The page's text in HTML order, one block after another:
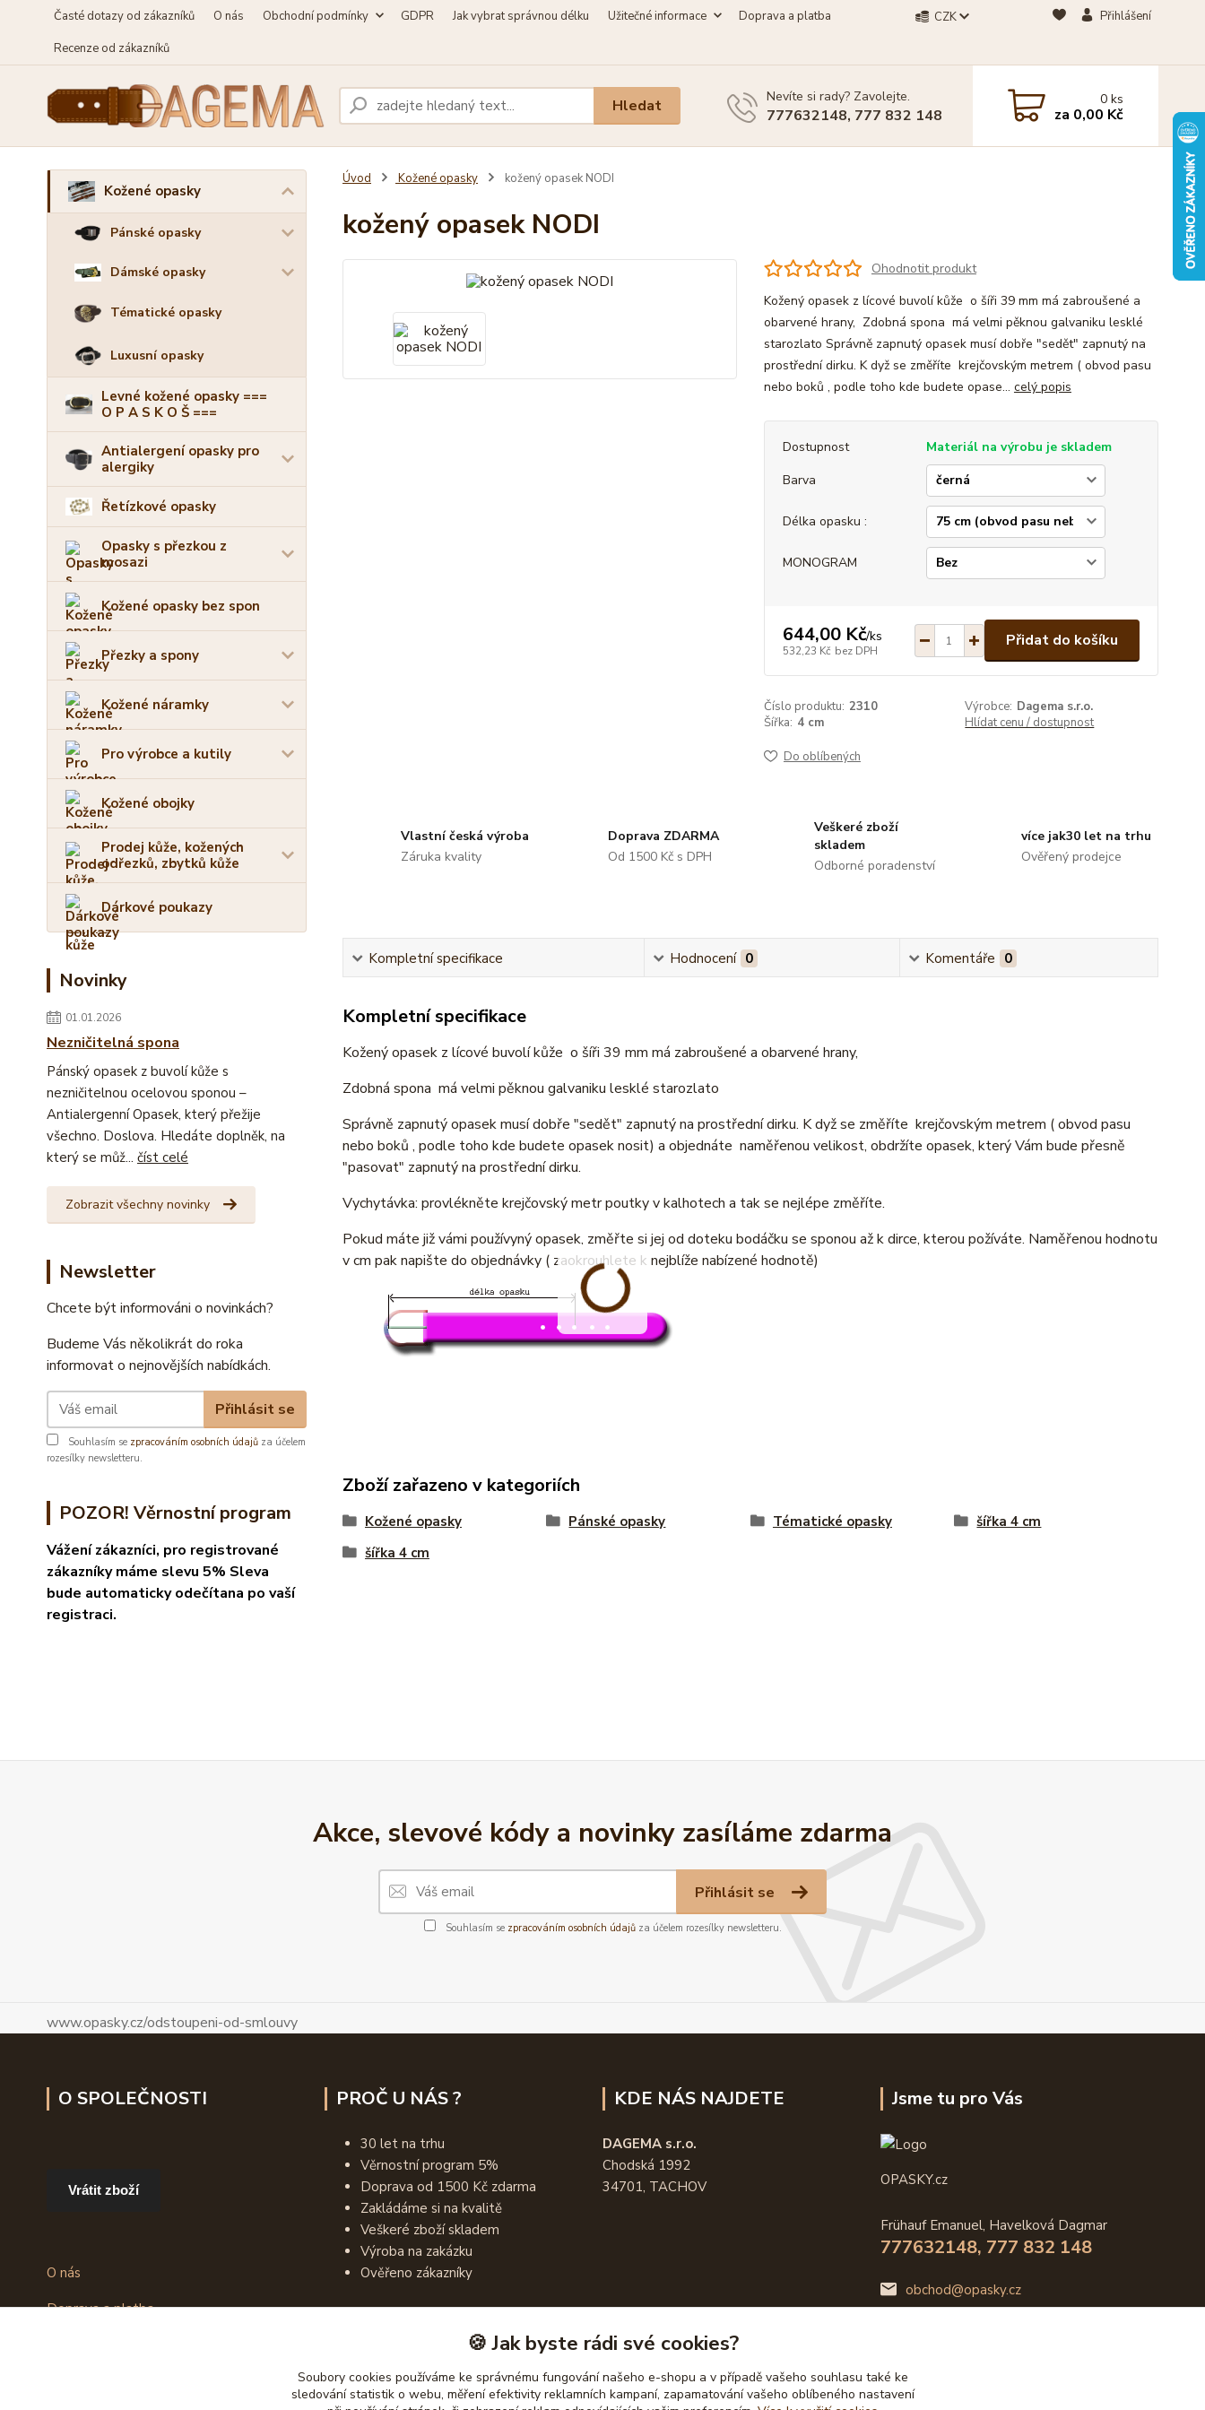
Časté dotazy od zákazníků O nás Obchodní podmínky GDPR Jak vybrat správnou délku Užitečné informace
Doprava a platba
Recenze od zákazníků
CZK Přihlášení
Hledat Nevíte si rady? Zavolejte.
777632148, 777 832 148
0ks
za 0,00 Kč
Kožené opasky
Pánské opasky
Dámské opasky
Tématické opasky
Luxusní opasky
Levné kožené opasky ===
O P A S K O Š ===
Antialergení opasky pro
alergiky
Řetízkové opasky
Opasky s přezkou z
mosazi
Kožené opasky bez spon
Přezky a spony
Kožené náramky
Pro výrobce a kutily
Kožené obojky
Prodej kůže, kožených
odřezků, zbytků kůže
Dárkové poukazy
Novinky
01.01.2026
Nezničitelná spona
Pánský opasek z buvolí kůže s
nezničitelnou ocelovou sponou –
Antialergenní Opasek, který přežije
všechno. Doslova. Hledáte doplněk, na
který se můž... číst celé
Zobrazit všechny novinky
Newsletter
Chcete být informováni o novinkách?
Budeme Vás několikrát do roka
informovat o nejnovějších nabídkách.
Přihlásit se
Souhlasím se zpracováním osobních údajů za účelem
rozesílky newsletteru.
POZOR! Věrnostní program
Vážení zákazníci, pro registrované
zákazníky máme slevu 5% Sleva
bude automaticky odečítana po vaší
registraci.
Úvod Kožené opasky kožený opasek NODI
kožený opasek NODI
Ohodnotit produkt
Kožený opasek z lícové buvolí kůže o šíři 39 mm má zabroušené a
obarvené hrany, Zdobná spona má velmi pěknou galvaniku lesklé
starozlato Správně zapnutý opasek musí dobře "sedět" zapnutý na
prostřední dirku. K dyž se změříte krejčovským metrem ( obvod pasu
nebo boků , podle toho kde budete opase... celý popis
Dostupnost
Materiál na výrobu je skladem
Barva
Délka opasku :
MONOGRAM
644,00 Kč/ks
532,23 Kč bez DPH
Přidat do košíku
Číslo produktu: 2310 Výrobce: Dagema s.r.o.
Šířka: 4 cm Hlídat cenu / dostupnost
Do oblíbených
Vlastní česká výroba
Záruka kvality
Doprava ZDARMA
Od 1500 Kč s DPH
Veškeré zboží
skladem
Odborné poradenství
více jak30 let na trhu
Ověřený prodejce
Kompletní specifikace Hodnocení 0 Komentáře 0
Kompletní specifikace
Kožený opasek z lícové buvolí kůže o šíři 39 mm má zabroušené a obarvené hrany,
Zdobná spona má velmi pěknou galvaniku lesklé starozlato
Správně zapnutý opasek musí dobře "sedět" zapnutý na prostřední dirku. K dyž se změříte krejčovským metrem ( obvod pasu
nebo boků , podle toho kde budete opasek nosit) a objednáte naměřenou velikost, obdržíte opasek, který Vám bude přesně
"pasovat" zapnutý na prostřední dirku.
Vychytávka: provlékněte krejčovský metr poutky v kalhotech a tak se nejlépe změříte.
Pokud máte již vámi používyný opasek, změřte si jej od doteku bodáčku se sponou až k dirce, kterou požíváte. Naměřenou hodnotu
v cm pak napište do objednávky ( zaokrouhlete k nejblíže nabízené hodnotě)
Zboží zařazeno v kategoriích
Kožené opasky Pánské opasky Tématické opasky
šířka 4 cm
šířka 4 cm
Akce, slevové kódy a novinky zasíláme zdarma
Přihlásit se
Souhlasím se zpracováním osobních údajůza účelem rozesílky newsletteru.
www.opasky.cz/odstoupeni-od-smlouvy
O SPOLEČNOSTI
Vrátit zboží
O nás
Doprava a platba
PROČ U NÁS ?
30 let na trhu
Věrnostní program 5%
Doprava od 1500 Kč zdarma
Zakládáme si na kvalitě
Veškeré zboží skladem
Výroba na zakázku
Ověřeno zákazníky
KDE NÁS NAJDETE
DAGEMA s.r.o.
Chodská 1992
34701, TACHOV
Jsme tu pro Vás
OPASKY.cz
Frühauf Emanuel, Havelková Dagmar
777632148, 777 832 148
obchod@opasky.cz
🍪 Jak byste rádi své cookies?
Soubory cookies používáme ke správnému fungování našeho e-shopu a v případě vašeho souhlasu také ke
sledování statistik o webu, měření efektivity reklamních kampaní, zapamatování vašeho oblíbeného nastavení